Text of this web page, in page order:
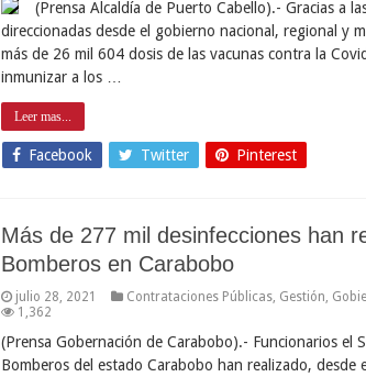
(Prensa Alcaldía de Puerto Cabello).- Gracias a
direccionadas desde el gobierno nacional, regional y
más de 26 mil 604 dosis de las vacunas contra la
inmunizar a los …
Leer mas...
Facebook Twitter Pinterest
Más de 277 mil desinfecciones han
Bomberos en Carabobo
julio 28, 2021 Contrataciones Públicas Gestión
1,362
(Prensa Gobernación de Carabobo).- Funcionarios el
Bomberos del estado Carabobo han realizado,